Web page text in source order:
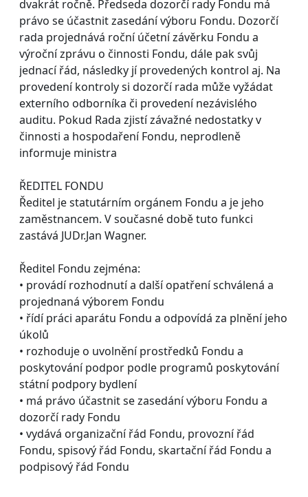
dvakrát ročně. Předseda dozorčí rady Fondu má
právo se účastnit zasedání výboru Fondu. Dozorčí
rada projednává roční účetní závěrku Fondu a
výroční zprávu o činnosti Fondu, dále pak svůj
jednací řád, následky jí provedených kontrol aj. Na
provedení kontroly si dozorčí rada může vyžádat
externího odborníka či provedení nezávislého
auditu. Pokud Rada zjistí závažné nedostatky v
činnosti a hospodaření Fondu, neprodleně
informuje ministra
ŘEDITEL FONDU
Ředitel je statutárním orgánem Fondu a je jeho
zaměstnancem. V současné době tuto funkci
zastává JUDr.Jan Wagner.
Ředitel Fondu zejména:
• provádí rozhodnutí a další opatření schválená a
projednaná výborem Fondu
• řídí práci aparátu Fondu a odpovídá za plnění jeho
úkolů
• rozhoduje o uvolnění prostředků Fondu a
poskytování podpor podle programů poskytování
státní podpory bydlení
• má právo účastnit se zasedání výboru Fondu a
dozorčí rady Fondu
• vydává organizační řád Fondu, provozní řád
Fondu, spisový řád Fondu, skartační řád Fondu a
podpisový řád Fondu